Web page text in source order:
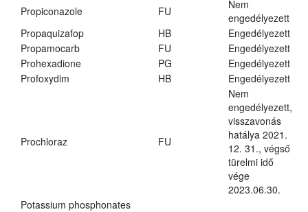
Propiconazole FU
Nem
engedélyezett
Propaquizafop
HB
Engedélyezett
Propamocarb
FU
Engedélyezett
Prohexadione
PG
Engedélyezett
Profoxydim
HB Engedélyezett
Prochloraz FU
Nem
engedélyezett,
visszavonás
hatálya 2021.
12. 31., végső
türelmi idő
vége
2023.06.30.
Potassium phosphonates